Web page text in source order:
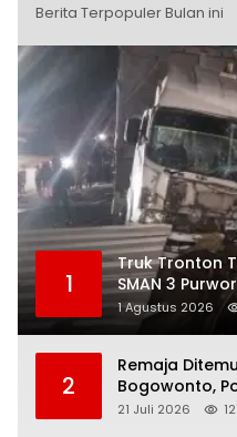
Berita Terpopuler Bulan ini
1
Truk Tronton
SMAN 3
Dunia, Polisi
1 Agustus 2026
2
Remaja
Bogowonto,
Kematian
21 Juli 2026